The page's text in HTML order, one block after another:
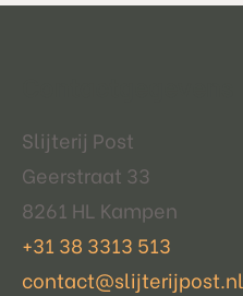
Slijterij Post
Geerstraat 33
8261 HL Kampen
+31 38 3313 513
contact@slijterijpost.nl